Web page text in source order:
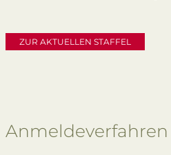
ZUR AKTUELLEN STAFFEL
Anmeldeverfahren